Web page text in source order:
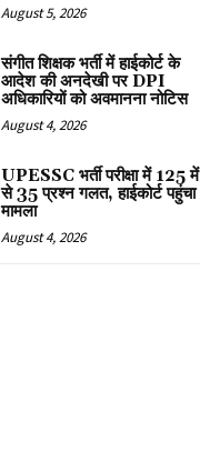
August 5, 2026
संगीत शिक्षक भर्ती में हाईकोर्ट के
आदेश की अनदेखी पर DPI
अधिकारियों को अवमानना नोटिस
August 4, 2026
UPESSC भर्ती परीक्षा में 125 में
से 35 प्रश्न गलत, हाईकोर्ट पहुंचा
मामला
August 4, 2026